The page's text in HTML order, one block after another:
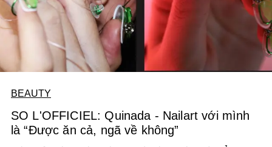
BEAUTY
SO L'OFFICIEL: Quinada - Nailart với mình
là “Được ăn cả, ngã về không”